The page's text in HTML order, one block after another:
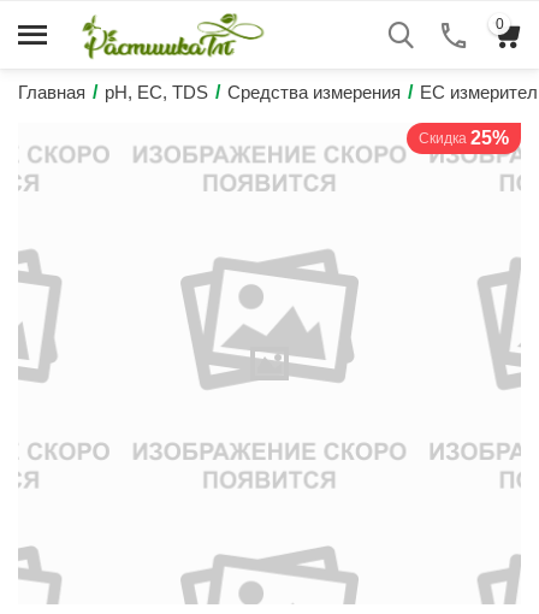
0
Главная / pH, EC, TDS / Средства измерения / EC
Скидка 25%